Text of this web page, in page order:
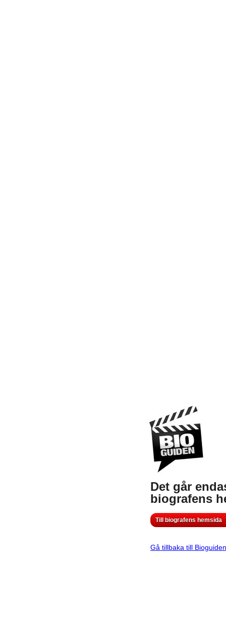
Det går
biografens
Till biografens hemsida
Gå tillbaka till Bioguiden